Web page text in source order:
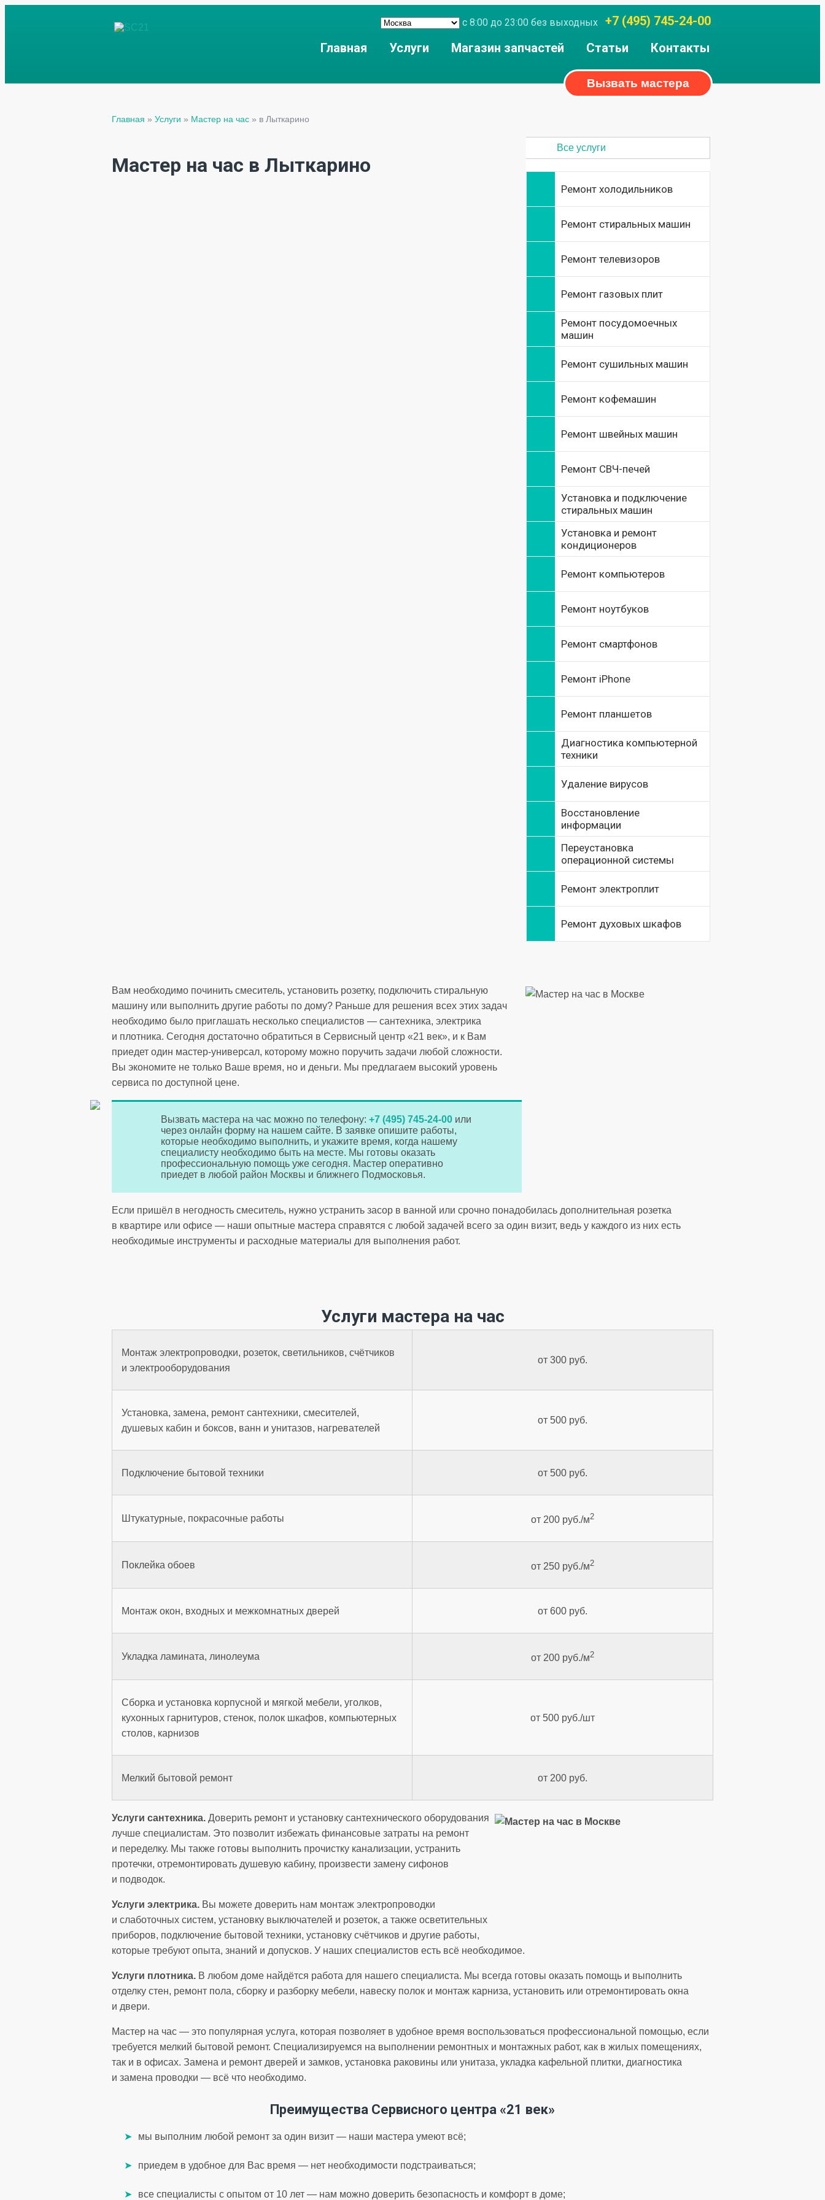
с 8:00 до 23:00 без выходных +7 (495) 745-24-00
Главная
Услуги Магазин запчастей Статьи Контакты
Вызвать мастера
Главная » Услуги » Мастер на час » в Лыткарино
Мастер на час в Лыткарино
Все услуги
Ремонт холодильников
Ремонт стиральных машин
Ремонт телевизоров
Ремонт газовых плит
Ремонт посудомоечных
машин
Ремонт сушильных машин
Ремонт кофемашин
Ремонт швейных машин
Ремонт СВЧ-печей
Установка и подключение
стиральных машин
Установка и ремонт
кондиционеров
Ремонт компьютеров
Ремонт ноутбуков
Ремонт смартфонов
Ремонт iPhone
Ремонт планшетов
Диагностика компьютерной
техники
Удаление вирусов
Восстановление
информации
Переустановка
операционной системы
Ремонт электроплит
Ремонт духовых шкафов
Вам необходимо починить смеситель, установить розетку, подключить стиральную
машину или выполнить другие работы по дому? Раньше для решения всех этих задач
необходимо было приглашать несколько специалистов — сантехника, электрика
и плотника. Сегодня достаточно обратиться в Сервисный центр «21 век», и к Вам
приедет один мастер-универсал, которому можно поручить задачи любой сложности.
Вы экономите не только Ваше время, но и деньги. Мы предлагаем высокий уровень
сервиса по доступной цене.
Вызвать мастера на час можно по телефону: +7 (495) 745-24-00 или
через онлайн форму на нашем сайте. В заявке опишите работы,
которые необходимо выполнить, и укажите время, когда нашему
специалисту необходимо быть на месте. Мы готовы оказать
профессиональную помощь уже сегодня. Мастер оперативно
приедет в любой район Москвы и ближнего Подмосковья.
Если пришёл в негодность смеситель, нужно устранить засор в ванной или срочно понадобилась дополнительная розетка
в квартире или офисе — наши опытные мастера справятся с любой задачей всего за один визит, ведь у каждого из них есть
необходимые инструменты и расходные материалы для выполнения работ.
Услуги мастера на час
Монтаж электропроводки, розеток, светильников, счётчиков
и электрооборудования
от 300 руб.
Установка, замена, ремонт сантехники, смесителей,
душевых кабин и боксов, ванн и унитазов, нагревателей
от 500 руб.
Подключение бытовой техники от 500 руб.
Штукатурные, покрасочные работы от 200 руб./м2
Поклейка обоев от 250 руб./м2
Монтаж окон, входных и межкомнатных дверей от 600 руб.
Укладка ламината, линолеума от 200 руб./м2
Сборка и установка корпусной и мягкой мебели, уголков,
кухонных гарнитуров, стенок, полок шкафов, компьютерных
столов, карнизов
от 500 руб./шт
Мелкий бытовой ремонт от 200 руб.
Услуги сантехника. Доверить ремонт и установку сантехнического оборудования
лучше специалистам. Это позволит избежать финансовые затраты на ремонт
и переделку. Мы также готовы выполнить прочистку канализации, устранить
протечки, отремонтировать душевую кабину, произвести замену сифонов
и подводок.
Услуги электрика. Вы можете доверить нам монтаж электропроводки
и слаботочных систем, установку выключателей и розеток, а также осветительных
приборов, подключение бытовой техники, установку счётчиков и другие работы,
которые требуют опыта, знаний и допусков. У наших специалистов есть всё необходимое.
Услуги плотника. В любом доме найдётся работа для нашего специалиста. Мы всегда готовы оказать помощь и выполнить
отделку стен, ремонт пола, сборку и разборку мебели, навеску полок и монтаж карниза, установить или отремонтировать окна
и двери.
Мастер на час — это популярная услуга, которая позволяет в удобное время воспользоваться профессиональной помощью, если
требуется мелкий бытовой ремонт. Специализируемся на выполнении ремонтных и монтажных работ, как в жилых помещениях,
так и в офисах. Замена и ремонт дверей и замков, установка раковины или унитаза, укладка кафельной плитки, диагностика
и замена проводки — всё что необходимо.
Преимущества Сервисного центра «21 век»
мы выполним любой ремонт за один визит — наши мастера умеют всё;
приедем в удобное для Вас время — нет необходимости подстраиваться;
все специалисты с опытом от 10 лет — нам можно доверить безопасность и комфорт в доме;